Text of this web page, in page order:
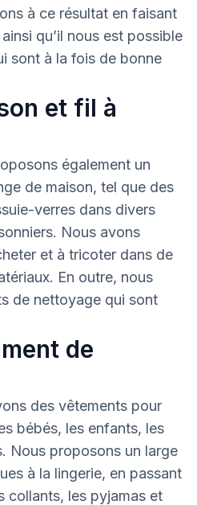
à ce résultat en faisant
qu’il nous est possible
sont à la fois de bonne
et fil à
également un
de maison, tel que des
verres dans divers
Nous avons
et à tricoter dans de
En outre, nous
de nettoyage qui sont
de
des vêtements pour
bébés, les enfants, les
Nous proposons un large
à la lingerie, en passant
collants, les pyjamas et